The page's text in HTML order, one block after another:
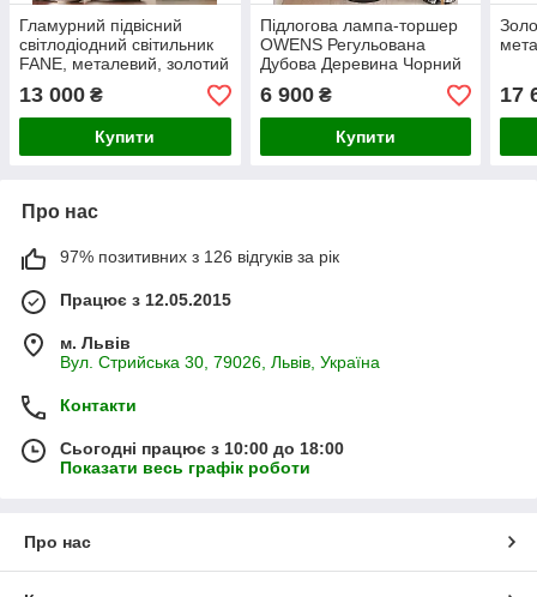
Гламурний підвісний
світлодіодний світильник
FANE, металевий, золотий
13 000 ₴
Купити
Підлогова лампа-торшер
OWENS Регульована
Дубова Деревина Чорний
6 900₴
Купити
17
Про нас
97% позитивних з 126 відгуків за рік
Працює з 12.05.2015
м. Львів
Вул. Стрийська 30, 79026, Львів, Україна
Контакти
Сьогодні працює з 10:00 до 18:00
Показати весь графік роботи
Про нас